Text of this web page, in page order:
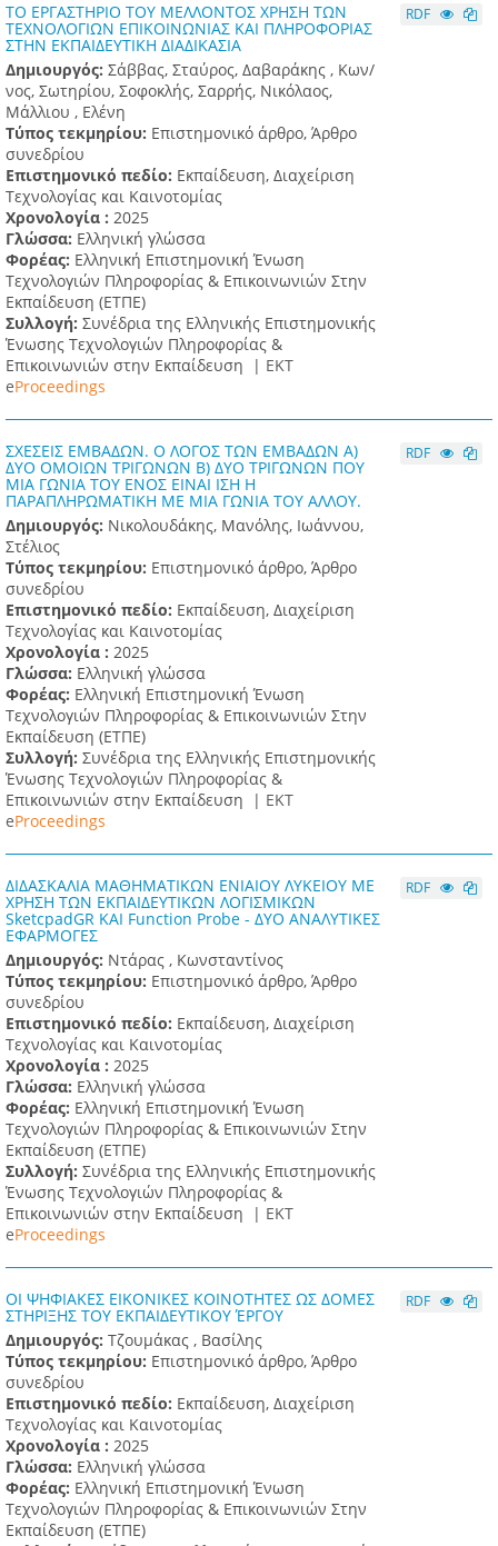
ΤΟ ΕΡΓΑΣΤΗΡΙΟ ΤΟΥ ΜΕΛΛΟΝΤΟΣ ΧΡΗΣΗ ΤΩΝ
ΤΕΧΝΟΛΟΓΙΩΝ ΕΠΙΚΟΙΝΩΝΙΑΣ ΚΑΙ ΠΛΗΡΟΦΟΡΙΑΣ
ΣΤΗΝ ΕΚΠΑΙΔΕΥΤΙΚΗ ΔΙΑΔΙΚΑΣΙΑ
Δημιουργός: Σάββας, Σταύρος, Δαβαράκης , Κων/
νος, Σωτηρίου, Σοφοκλής, Σαρρής, Νικόλαος,
Μάλλιου , Ελένη
Τύπος τεκμηρίου: Επιστημονικό άρθρο, Άρθρο
συνεδρίου
Επιστημονικό πεδίο: Εκπαίδευση, Διαχείριση
Τεχνολογίας και Καινοτομίας
Χρονολογία : 2025
Γλώσσα: Ελληνική γλώσσα
Φορέας: Ελληνική Επιστημονική Ένωση
Τεχνολογιών Πληροφορίας & Επικοινωνιών Στην
Εκπαίδευση (ΕΤΠΕ)
Συλλογή: Συνέδρια της Ελληνικής Επιστημονικής
Ένωσης Τεχνολογιών Πληροφορίας &
Επικοινωνιών στην Εκπαίδευση | ΕΚΤ
eProceedings
RDF
ΣΧΕΣΕΙΣ ΕΜΒΑΔΩΝ. Ο ΛΟΓΟΣ ΤΩΝ ΕΜΒΑΔΩΝ Α)
ΔΥΟ ΟΜΟΙΩΝ ΤΡΙΓΩΝΩΝ Β) ΔΥΟ ΤΡΙΓΩΝΩΝ ΠΟΥ
ΜΙΑ ΓΩΝΙΑ ΤΟΥ ΕΝΟΣ ΕΙΝΑΙ ΙΣΗ Η
ΠΑΡΑΠΛΗΡΩΜΑΤΙΚΗ ΜΕ ΜΙΑ ΓΩΝΙΑ ΤΟΥ ΑΛΛΟΥ.
Δημιουργός: Νικολουδάκης, Μανόλης, Ιωάννου,
Στέλιος
Τύπος τεκμηρίου: Επιστημονικό άρθρο, Άρθρο
συνεδρίου
Επιστημονικό πεδίο: Εκπαίδευση, Διαχείριση
Τεχνολογίας και Καινοτομίας
Χρονολογία : 2025
Γλώσσα: Ελληνική γλώσσα
Φορέας: Ελληνική Επιστημονική Ένωση
Τεχνολογιών Πληροφορίας & Επικοινωνιών Στην
Εκπαίδευση (ΕΤΠΕ)
Συλλογή: Συνέδρια της Ελληνικής Επιστημονικής
Ένωσης Τεχνολογιών Πληροφορίας &
Επικοινωνιών στην Εκπαίδευση | ΕΚΤ
eProceedings
RDF
ΔΙΔΑΣΚΑΛΙΑ ΜΑΘΗΜΑΤΙΚΩΝ ENIAIOY ΛΥΚΕΙΟΥ ΜΕ
ΧΡΗΣΗ ΤΩΝ EKΠΑΙΔΕΥΤΙΚΩΝ ΛΟΓΙΣΜΙΚΩΝ
SketcpadGR ΚΑΙ Function Probe - ΔΥΟ ΑΝΑΛΥΤΙΚΕΣ
ΕΦΑΡΜΟΓΕΣ
Δημιουργός: Ντάρας , Κωνσταντίνος
Τύπος τεκμηρίου: Επιστημονικό άρθρο, Άρθρο
συνεδρίου
Επιστημονικό πεδίο: Εκπαίδευση, Διαχείριση
Τεχνολογίας και Καινοτομίας
Χρονολογία : 2025
Γλώσσα: Ελληνική γλώσσα
Φορέας: Ελληνική Επιστημονική Ένωση
Τεχνολογιών Πληροφορίας & Επικοινωνιών Στην
Εκπαίδευση (ΕΤΠΕ)
Συλλογή: Συνέδρια της Ελληνικής Επιστημονικής
Ένωσης Τεχνολογιών Πληροφορίας &
Επικοινωνιών στην Εκπαίδευση | ΕΚΤ
eProceedings
RDF
ΟΙ ΨΗΦΙΑΚΕΣ ΕΙΚΟΝΙΚΕΣ ΚΟΙΝΟΤΗΤΕΣ ΩΣ ΔΟΜΕΣ
ΣΤΗΡΙΞΗΣ ΤΟΥ ΕΚΠΑΙΔΕΥΤΙΚΟΥ ΈΡΓΟΥ
Δημιουργός: Τζουμάκας , Βασίλης
Τύπος τεκμηρίου: Επιστημονικό άρθρο, Άρθρο
συνεδρίου
Επιστημονικό πεδίο: Εκπαίδευση, Διαχείριση
Τεχνολογίας και Καινοτομίας
Χρονολογία : 2025
Γλώσσα: Ελληνική γλώσσα
Φορέας: Ελληνική Επιστημονική Ένωση
Τεχνολογιών Πληροφορίας & Επικοινωνιών Στην
Εκπαίδευση (ΕΤΠΕ)
RDF